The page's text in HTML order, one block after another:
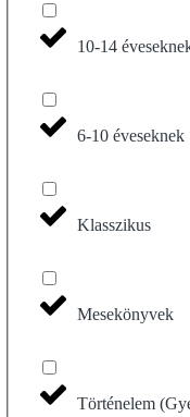
10-14
6-10 éveseknek
Klasszikus
Mesekönyvek
Történelem